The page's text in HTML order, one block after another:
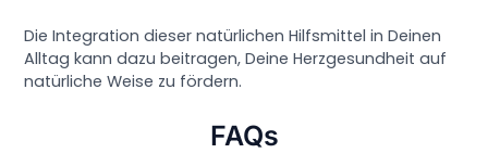
Die Integration dieser natürlichen Hilfsmittel in Deinen
Alltag kann dazu beitragen, Deine Herzgesundheit auf
natürliche Weise zu fördern.
FAQs